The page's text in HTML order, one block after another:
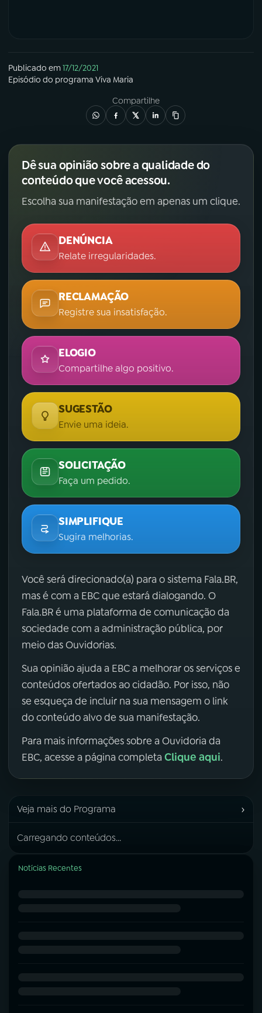
Publicado em17/12/2021
Episódio do programa Viva Maria
Compartilhe
Dê sua opinião sobre a qualidade do
conteúdo que você acessou.
Escolha sua manifestação em apenas um clique.
DENÚNCIA
Relate irregularidades.
RECLAMAÇÃO
Registre sua insatisfação.
ELOGIO
Compartilhe algo positivo.
SUGESTÃO
Envie uma ideia.
SOLICITAÇÃO
Faça um pedido.
SIMPLIFIQUE
Sugira melhorias.
Você será direcionado(a) para o sistema Fala.BR,
mas é com a EBC que estará dialogando. O
Fala.BR é uma plataforma de comunicação da
sociedade com a administração pública, por
meio das Ouvidorias.
Sua opinião ajuda a EBC a melhorar os serviços e
conteúdos ofertados ao cidadão. Por isso, não
se esqueça de incluir na sua mensagem o link
do conteúdo alvo de sua manifestação.
Para mais informações sobre a Ouvidoria da
EBC, acesse a página completa Clique aqui.
Veja mais do Programa ›
Carregando conteúdos...
Notícias Recentes